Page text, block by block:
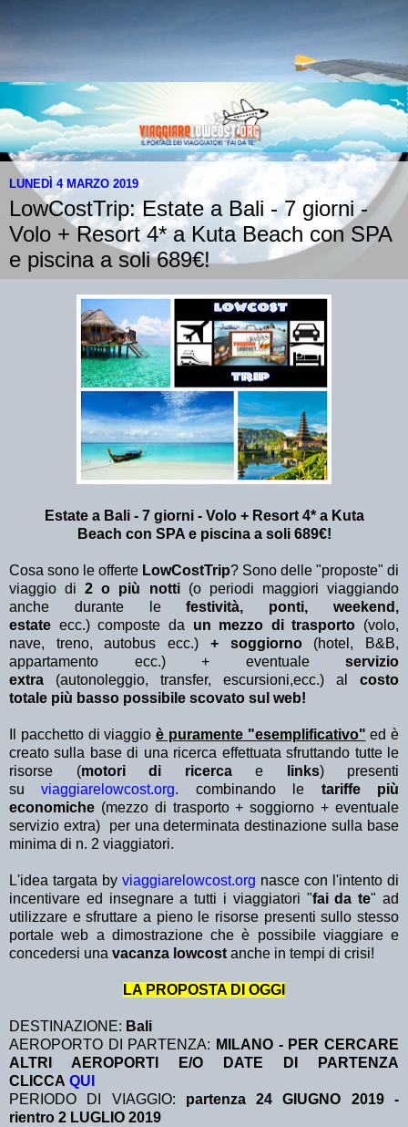
LUNEDÌ 4 MARZO 2019
LowCostTrip: Estate a Bali - 7 giorni -
Volo + Resort 4* a Kuta Beach con SPA
e piscina a soli 689€!
Estate a Bali - 7 giorni - Volo + Resort 4* a Kuta
Beach con SPA e piscina a soli 689€!
Cosa sono le offerte LowCostTrip? Sono delle "proposte" di
viaggio di2 o più notti (o periodi maggiori viaggiando
anche durante lefestività, ponti, weekend,
estate ecc.) composte da un mezzo di trasporto (volo,
nave, treno, autobus ecc.) + soggiorno(hotel, B&B,
appartamento ecc.) + eventuale servizio
extra (autonoleggio, transfer, escursioni,ecc.) al costo
totale più basso possibile scovato sul web!
Il pacchetto di viaggio è puramente "esemplificativo" ed è
creato sulla base di una ricerca effettuata sfruttando tutte le
risorse (motori di ricerca e links) presenti
suviaggiarelowcost.org. combinando le tariffe più
economiche (mezzo di trasporto + soggiorno + eventuale
servizio extra)
per una determinata destinazione sulla base
minima di n. 2 viaggiatori.
L'idea targata by viaggiarelowcost.org nasce con l'intento di
incentivare ed insegnare a tutti i viaggiatori "fai da te" ad
utilizzare e sfruttare a pieno le risorse presenti sullo stesso
portale web a dimostrazione che è possibile viaggiare e
concedersi una vacanza lowcost anche in tempi di crisi!
LA PROPOSTA DI OGGI
DESTINAZIONE: Bali
AEROPORTO DI PARTENZA: MILANO - PER CERCARE
ALTRI AEROPORTI E/O DATE DI PARTENZA
CLICCA QUI
PERIODO DI VIAGGIO: partenza 24 GIUGNO 2019 -
rientro 2 LUGLIO 2019